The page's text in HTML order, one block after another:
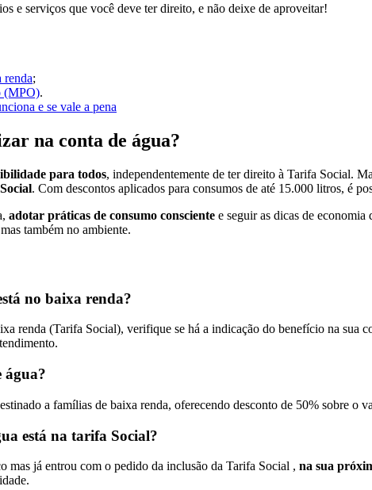
e serviços que você deve ter direito, e não deixe de aproveitar!
renda;
(MPO).
e se vale a pena
na conta de água?
para todos, independentemente de ter direito à Tarifa Social.
. Com descontos aplicados para consumos de até 15.000 litros, é
adotar práticas de consumo consciente e seguir as dicas de economia
também no ambiente.
no baixa renda?
renda (Tarifa Social), verifique se há a indicação do benefício na
água?
a famílias de baixa renda, oferecendo desconto de 50% sobre o
está na tarifa Social?
mas já entrou com o pedido da inclusão da Tarifa Social , na sua